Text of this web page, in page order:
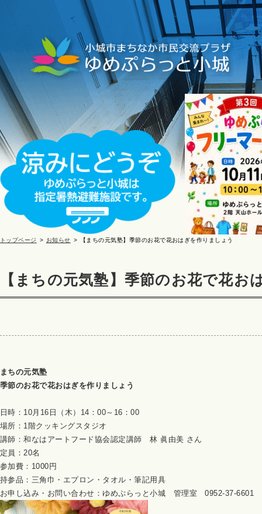
トップページ お知らせ 【まちの元気塾】季節のお花で花おはぎを作りましょう
【まちの元気塾】季節のお花で花お
まちの元気塾
季節のお花で花おはぎを作りましょう
日時：10月16日（木）14：00～16：00
場所：1階クッキングスタジオ
講師：和なはアートフード協会認定講師 林 眞由美 さん
定員：20名
参加費：1000円
持参品：三角巾・エプロン・タオル・筆記用具
お申し込み・お問い合わせ：ゆめぷらっと小城 管理室 0952-37-6601